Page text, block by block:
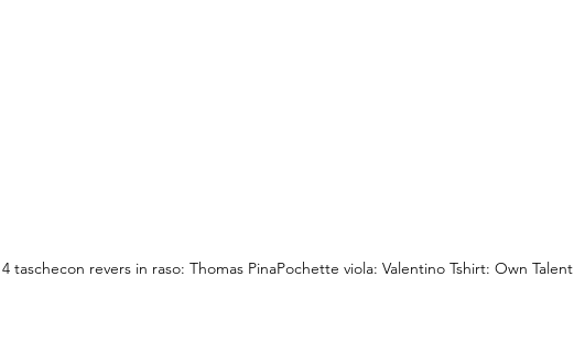
taschecon revers in raso: Thomas PinaPochette viola: Valentino Tshirt: Own Talent